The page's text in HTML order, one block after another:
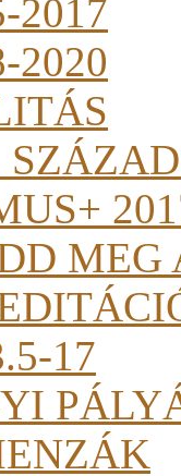
2017
2020
MEG
17